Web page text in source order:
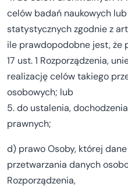
celów badań naukowych
statystycznych zgodnie z
ile prawdopodobne jest, że
17 ust. 1 Rozporządzenia,
realizację celów takiego
osobowych; lub
5. do ustalenia,
prawnych;
d) prawo Osoby, której
przetwarzania danych
Rozporządzenia,